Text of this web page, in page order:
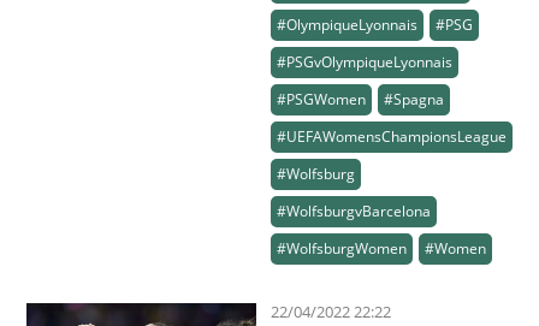
#OlympiqueLyonnais
#PSG
#PSGvOlympiqueLyonnais
#PSGWomen
#Spagna
#UEFAWomensChampionsLeague
#Wolfsburg
#WolfsburgvBarcelona
#WolfsburgWomen
#Women
22/04/2022 22:22